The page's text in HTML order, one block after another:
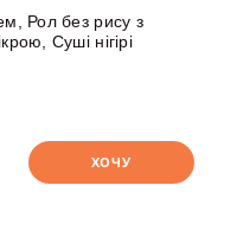
Рол без рису з
Суші нігірі
ХОЧУ